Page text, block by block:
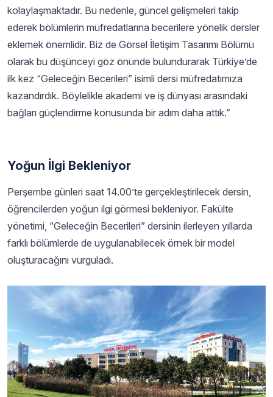
kolaylaşmaktadır. Bu nedenle, güncel gelişmeleri takip
ederek bölümlerin müfredatlarına becerilere yönelik dersler
eklemek önemlidir. Biz de Görsel İletişim Tasarımı Bölümü
olarak bu düşünceyi göz önünde bulundurarak Türkiye’de
ilk kez “Geleceğin Becerileri” isimli dersi müfredatımıza
kazandırdık. Böylelikle akademi ve iş dünyası arasındaki
bağları güçlendirme konusunda bir adım daha attık.”
Yoğun İlgi Bekleniyor
Perşembe günleri saat 14.00’te gerçekleştirilecek dersin,
öğrencilerden yoğun ilgi görmesi bekleniyor. Fakülte
yönetimi, “Geleceğin Becerileri” dersinin ilerleyen yıllarda
farklı bölümlerde de uygulanabilecek örnek bir model
oluşturacağını vurguladı.